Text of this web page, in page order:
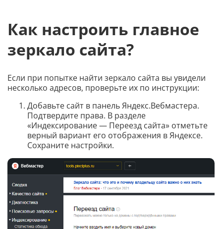
Как настроить главное
зеркало сайта?
Если при попытке найти зеркало сайта вы увидели
несколько адресов, проверьте их по инструкции:
Добавьте сайт в панель Яндекс.Вебмастера.
Подтвердите права. В разделе
«Индексирование — Переезд сайта» отметьте
верный вариант его отображения в Яндексе.
Сохраните настройки.